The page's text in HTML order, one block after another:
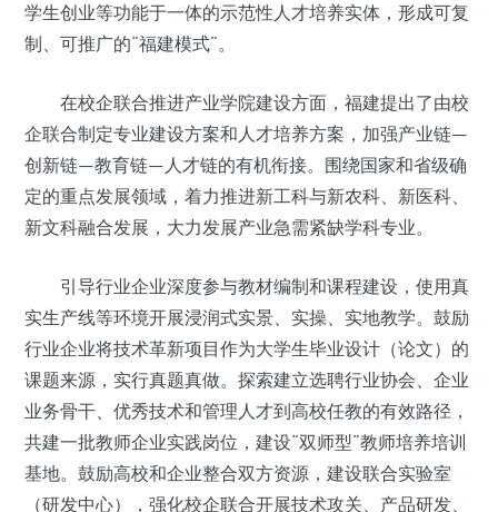
学生创业等功能于一体的示范性人才培养实体，形成可复
制、可推广的“福建模式”。
在校企联合推进产业学院建设方面，福建提出了由校
企联合制定专业建设方案和人才培养方案，加强产业链—
创新链—教育链—人才链的有机衔接。围绕国家和省级确
定的重点发展领域，着力推进新工科与新农科、新医科、
新文科融合发展，大力发展产业急需紧缺学科专业。
引导行业企业深度参与教材编制和课程建设，使用真
实生产线等环境开展浸润式实景、实操、实地教学。鼓励
行业企业将技术革新项目作为大学生毕业设计（论文）的
课题来源，实行真题真做。探索建立选聘行业协会、企业
业务骨干、优秀技术和管理人才到高校任教的有效路径，
共建一批教师企业实践岗位，建设“双师型”教师培养培训
基地。鼓励高校和企业整合双方资源，建设联合实验室
（研发中心），强化校企联合开展技术攻关、产品研发、